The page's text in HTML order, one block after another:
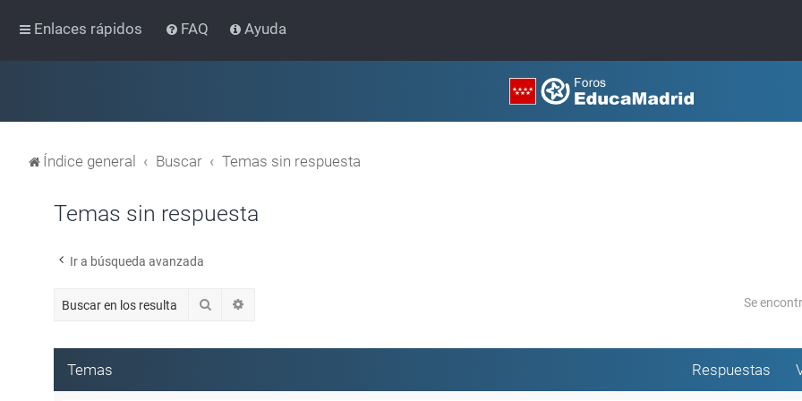
Enlaces rápidos FAQ Ayuda
Índice general Buscar Temas sin respuesta
Temas sin respuesta
Ir a búsqueda avanzada
Buscar Se
Temas Respuestas